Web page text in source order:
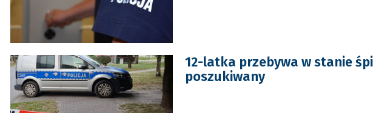
12-latka przebywa w stanie
poszukiwany